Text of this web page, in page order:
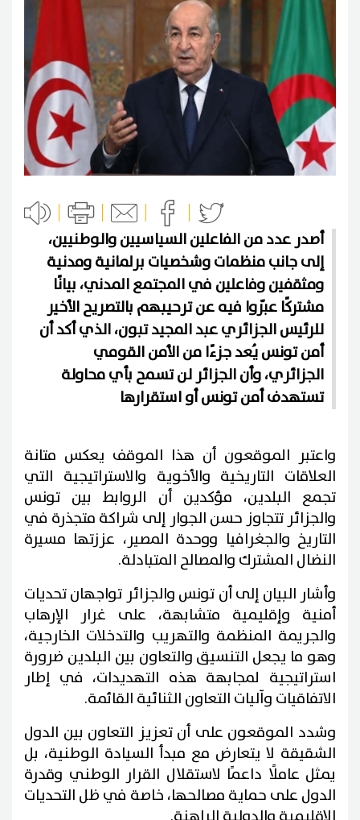
أصدر عدد من الفاعلين السياسيين والوطنيين،
إلى جانب منظمات وشخصيات برلمانية ومدنية
ومثقفين وفاعلين في المجتمع المدني، بيانًا
مشتركًا عبّروا فيه عن ترحيبهم بالتصريح الأخير
للرئيس الجزائري عبد المجيد تبون، الذي أكد أن
أمن تونس يُعد جزءًا من الأمن القومي
الجزائري، وأن الجزائر لن تسمح بأي محاولة
تستهدف أمن تونس أو استقرارها
واعتبر الموقعون أن هذا الموقف يعكس متانة
العلاقات التاريخية والأخوية والاستراتيجية التي
تجمع البلدين، مؤكدين أن الروابط بين تونس
والجزائر تتجاوز حسن الجوار إلى شراكة متجذرة في
التاريخ والجغرافيا ووحدة المصير، عززتها مسيرة
النضال المشترك والمصالح المتبادلة.
وأشار البيان إلى أن تونس والجزائر تواجهان تحديات
أمنية وإقليمية متشابهة، على غرار الإرهاب
والجريمة المنظمة والتهريب والتدخلات الخارجية،
وهو ما يجعل التنسيق والتعاون بين البلدين ضرورة
استراتيجية لمجابهة هذه التهديدات، في إطار
الاتفاقيات وآليات التعاون الثنائية القائمة.
وشدد الموقعون على أن تعزيز التعاون بين الدول
الشقيقة لا يتعارض مع مبدأ السيادة الوطنية، بل
يمثل عاملًا داعمًا لاستقلال القرار الوطني وقدرة
الدول على حماية مصالحها، خاصة في ظل التحديات